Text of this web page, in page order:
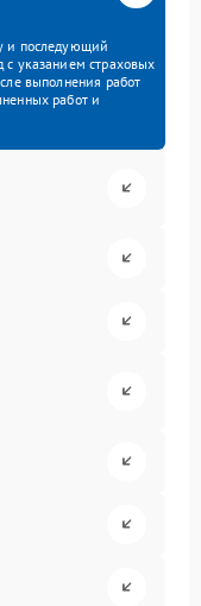
и последующий
с указанием страховых
выполнения работ
работ и